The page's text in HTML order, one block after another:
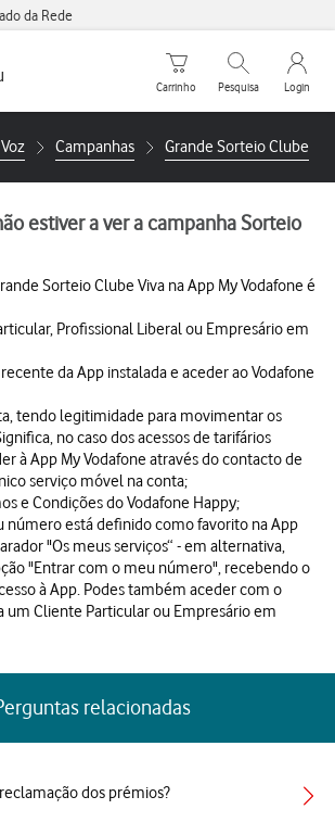
da Rede
Carrinho de compras
Carrinho
Pesquisar
Pesquisa
My
Login
Campanhas Grande Sorteio Clube
estiver a ver a campanha Sorteio
Sorteio Clube Viva na App My Vodafone é
Profissional Liberal ou Empresário em
da App instalada e aceder ao Vodafone
tendo legitimidade para movimentar os
no caso dos acessos de tarifários
à App My Vodafone através do contacto de
serviço móvel na conta;
e Condições do Vodafone Happy;
número está definido como favorito na App
"Os meus serviços“ - em alternativa,
"Entrar com o meu número", recebendo o
à App. Podes também aceder com o
um Cliente Particular ou Empresário em
relacionadas
dos prémios?